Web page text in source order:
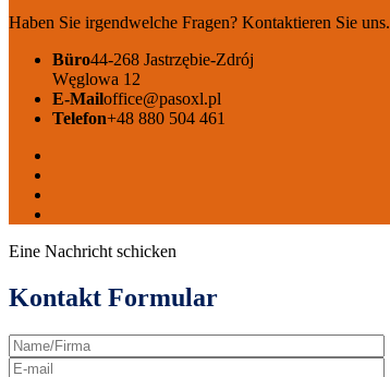
Haben Sie irgendwelche Fragen? Kontaktieren Sie uns.
Büro44-268 Jastrzębie-Zdrój
Węglowa 12
E-Mailoffice@pasoxl.pl
Telefon+48 880 504 461
Eine Nachricht schicken
Kontakt Formular